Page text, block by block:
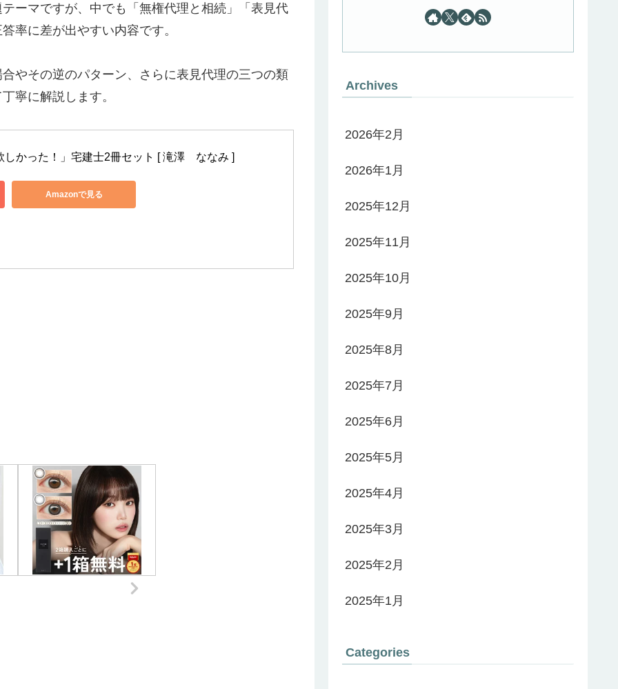
ーマですが、中でも「無権代理と相続」「表見代
率に差が出やすい内容です。
やその逆のパターン、さらに表見代理の三つの類
寧に解説します。
かった！」宅建士2冊セット [ 滝澤　ななみ ]
Amazonで見る
Archives
2026年2月
2026年1月
2025年12月
2025年11月
2025年10月
2025年9月
2025年8月
2025年7月
2025年6月
2025年5月
2025年4月
2025年3月
2025年2月
2025年1月
Categories